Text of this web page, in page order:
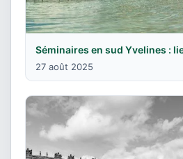
Séminaires en sud Yvelines :
27 août 2025